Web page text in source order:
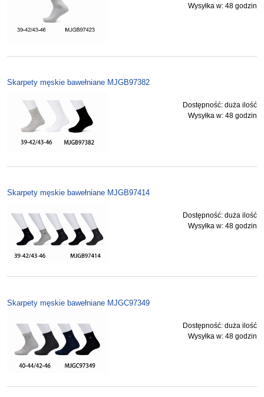
Wysyłka w: 48 godzin
Skarpety męskie bawełniane MJGB97382
Dostępność: duża ilość
Wysyłka w: 48 godzin
Skarpety męskie bawełniane MJGB97414
Dostępność: duża ilość
Wysyłka w: 48 godzin
Skarpety męskie bawełniane MJGC97349
Dostępność: duża ilość
Wysyłka w: 48 godzin